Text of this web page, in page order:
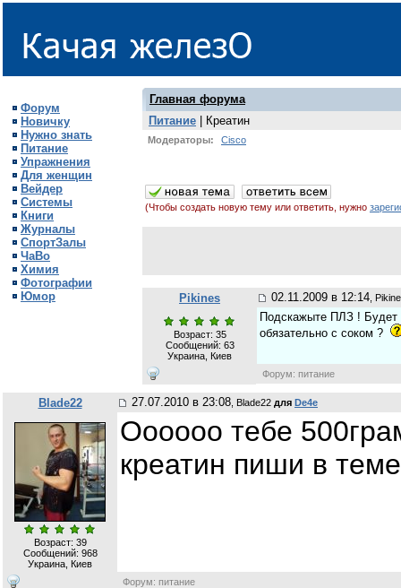
Форум
Новичку
Нужно знать
Питание
Упражнения
Для женщин
Вейдер
Системы
Книги
Журналы
СпортЗалы
ЧаВо
Химия
Фотографии
Юмор
Главная форума
Питание | Креатин
Модераторы: Cisco
(Чтобы создать новую тему или ответить, нужно
Pikines 02.11.2009 в 12:14 ,
Возраст: 35
Сообщений: 63
Украина, Киев
Подскажыте ПЛЗ ! Будет
обязательно с соком ?
Форум: питание
Blade22 27.07.2010 в 23:08 , Blade22 для De4e
Возраст: 39
Сообщений: 968
Украина, Киев
Оооооо тебе
креатин пиши в
Форум: питание